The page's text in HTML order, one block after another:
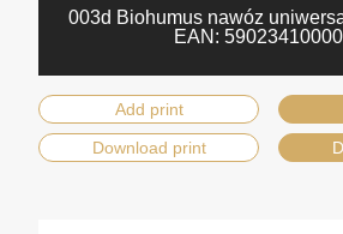
003d Biohumus nawóz
EAN:
Add print
Download print